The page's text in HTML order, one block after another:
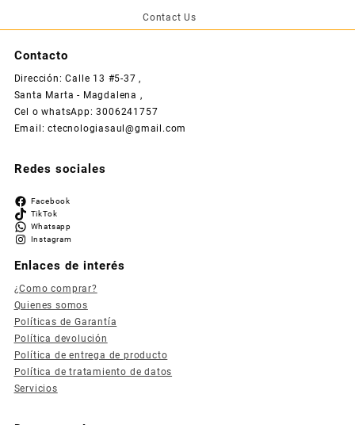
Contact Us
Contacto
Dirección: Calle 13 #5-37 ,
Santa Marta - Magdalena ,
Cel o whatsApp: 3006241757
Email: ctecnologiasaul@gmail.com
Redes sociales
Facebook
TikTok
Whatsapp
Instagram
Enlaces de interés
¿Como comprar?
Quienes somos
Políticas de Garantía
Política devolución
Política de entrega de producto
Política de tratamiento de datos
Servicios